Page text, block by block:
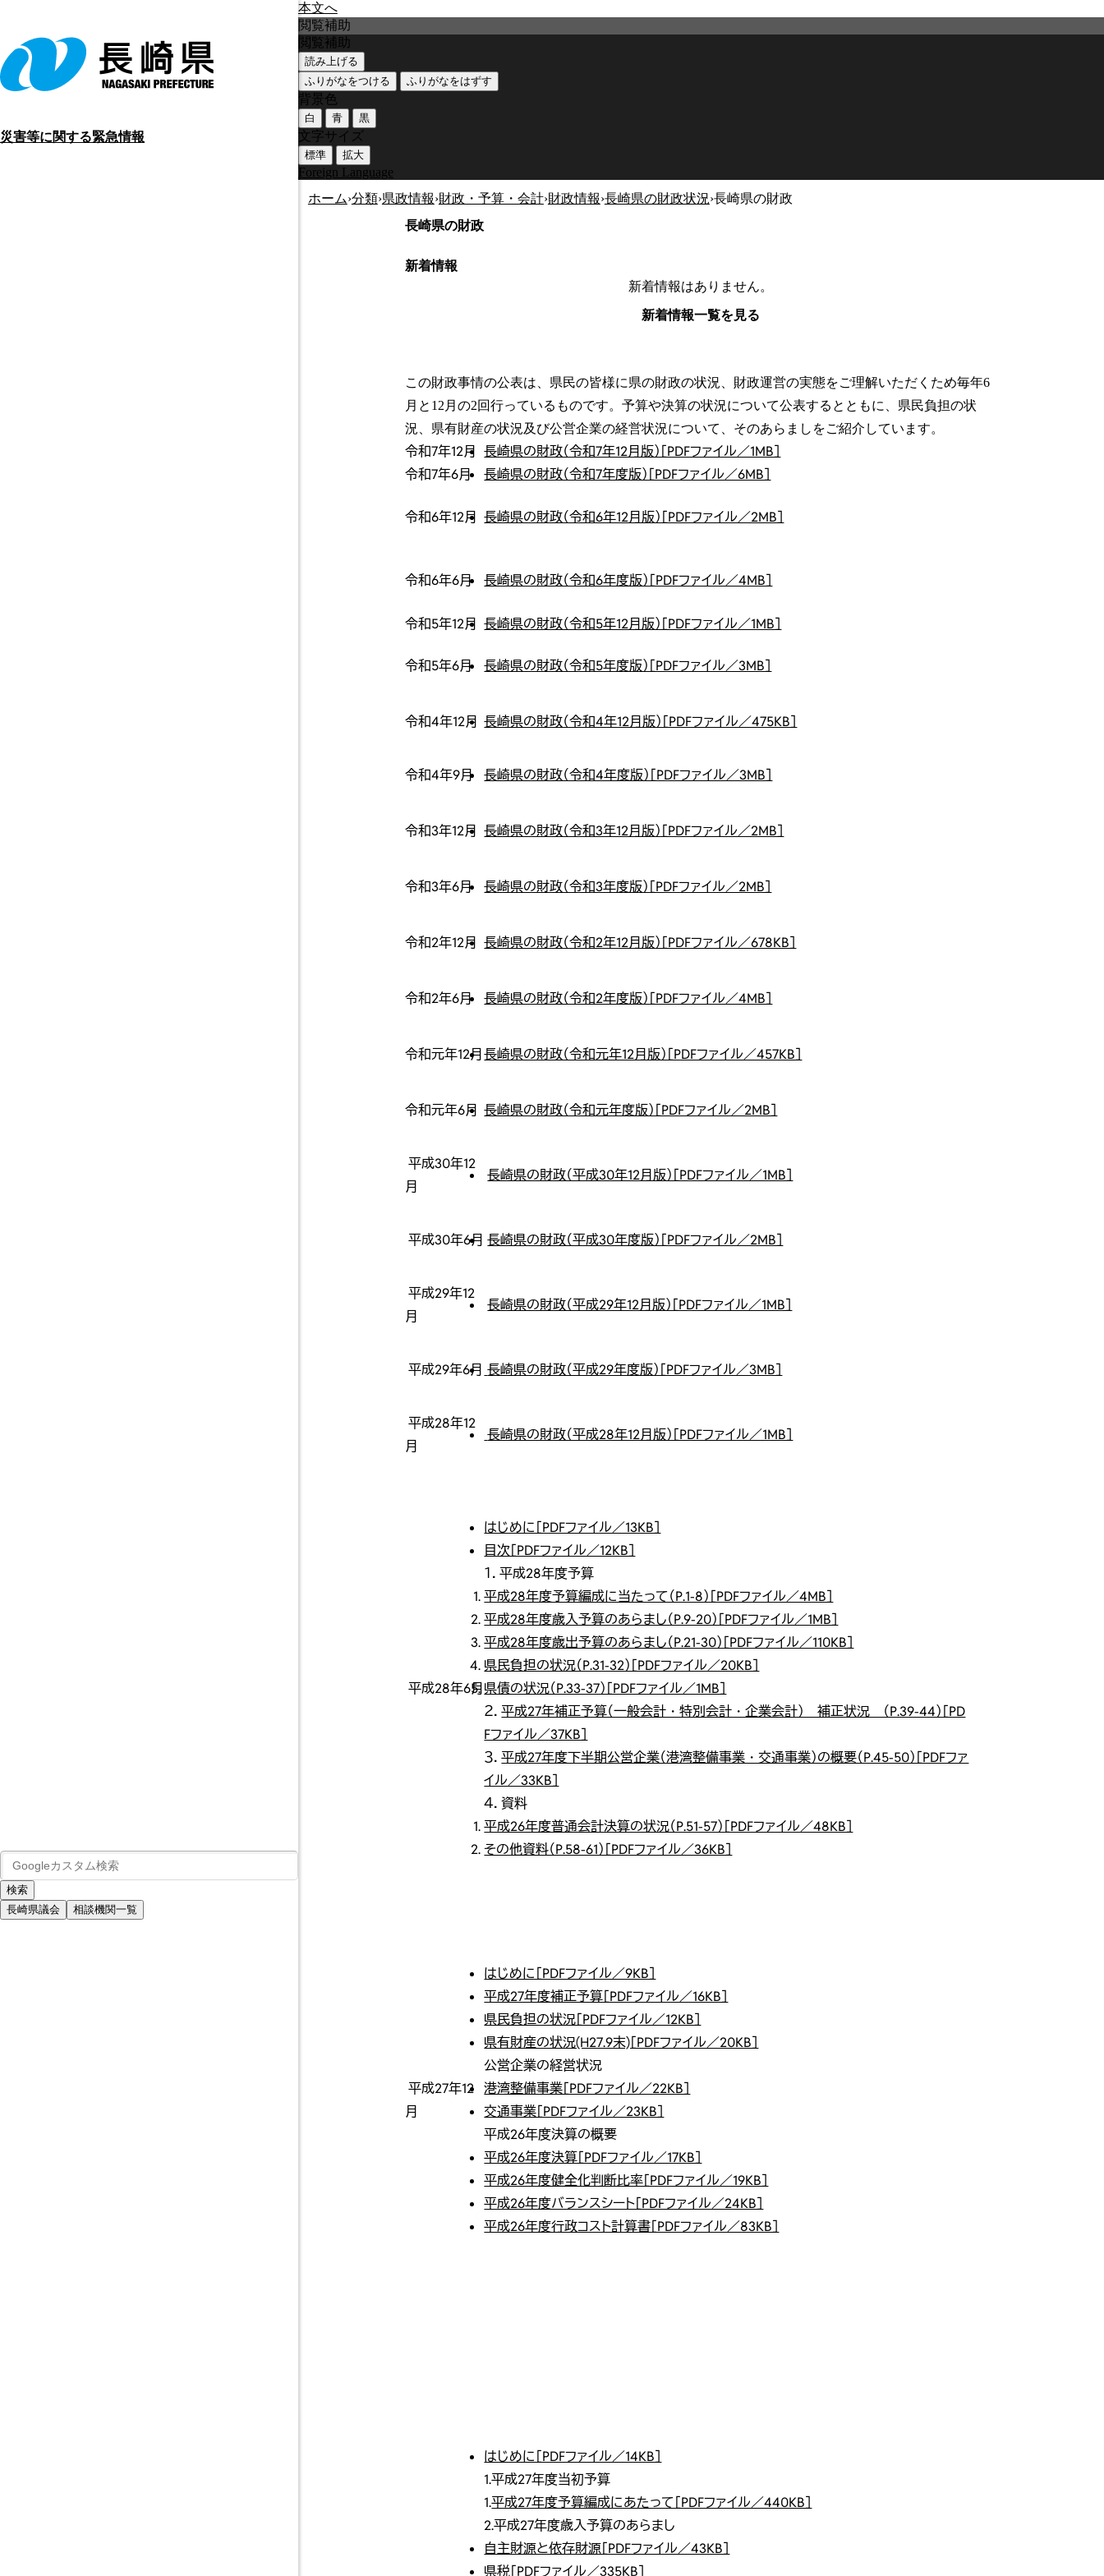
本文へ
災害等に関する緊急情報
長崎県議会 相談機関一覧
閲覧補助
閲覧補助
読み上げる
ふりがなをつける
ふりがなをはずす
背景色
白 青 黒
文字サイズ
標準 拡大
Foreign Language
ホーム›分類›県政情報›財政・予算・会計›財政情報›長崎県の財政状況›長崎県の財政
長崎県の財政
新着情報
新着情報はありません。
新着情報一覧を見る
この財政事情の公表は、県民の皆様に県の財政の状況、財政運営の実態をご理解いただくため毎年6
月と12月の2回行っているものです。予算や決算の状況について公表するとともに、県民負担の状
況、県有財産の状況及び公営企業の経営状況について、そのあらましをご紹介しています。
令和7年12月
長崎県の財政（令和7年12月版）［PDFファイル／1MB］
令和7年6月
長崎県の財政（令和7年度版）［PDFファイル／6MB］
令和6年12月 長崎県の財政（令和6年12月版）［PDFファイル／2MB］
令和6年6月 長崎県の財政（令和6年度版）［PDFファイル／4MB］
令和5年12月 長崎県の財政（令和5年12月版）［PDFファイル／1MB］
令和5年6月 長崎県の財政（令和5年度版）［PDFファイル／3MB］
令和4年12月 長崎県の財政（令和4年12月版）［PDFファイル／475KB］
令和4年9月 長崎県の財政（令和4年度版）［PDFファイル／3MB］
令和3年12月 長崎県の財政（令和3年12月版）［PDFファイル／2MB］
令和3年6月 長崎県の財政（令和3年度版）［PDFファイル／2MB］
令和2年12月 長崎県の財政（令和2年12月版）［PDFファイル／678KB］
令和2年6月 長崎県の財政（令和2年度版）［PDFファイル／4MB］
令和元年12月 長崎県の財政（令和元年12月版）［PDFファイル／457KB］
令和元年6月 長崎県の財政（令和元年度版）［PDFファイル／2MB］
平成30年12
月
長崎県の財政（平成30年12月版）［PDFファイル／1MB］
平成30年6月 長崎県の財政（平成30年度版）［PDFファイル／2MB］
平成29年12
月
長崎県の財政（平成29年12月版）［PDFファイル／1MB］
平成29年6月 長崎県の財政（平成29年度版）［PDFファイル／3MB］
平成28年12
月
長崎県の財政（平成28年12月版）［PDFファイル／1MB］
平成28年6月
はじめに［PDFファイル／13KB］
目次［PDFファイル／12KB］
１．平成28年度予算
平成28年度予算編成に当たって（P.1-8）［PDFファイル／4MB］
平成28年度歳入予算のあらまし（P.9-20）［PDFファイル／1MB］
平成28年度歳出予算のあらまし（P.21-30）［PDFファイル／110KB］
県民負担の状況（P.31-32）［PDFファイル／20KB］
県債の状況（P.33-37）［PDFファイル／1MB］
２．平成27年補正予算（一般会計・特別会計・企業会計） 補正状況 （P.39-44）［PD
Fファイル／37KB］
３．平成27年度下半期公営企業（港湾整備事業・交通事業）の概要（P.45-50）［PDFファ
イル／33KB］
４．資料
平成26年度普通会計決算の状況（P.51-57）［PDFファイル／48KB］
その他資料（P.58-61）［PDFファイル／36KB］
平成27年12
月
はじめに［PDFファイル／9KB］
平成27年度補正予算［PDFファイル／16KB］
県民負担の状況［PDFファイル／12KB］
県有財産の状況(H27.9末)［PDFファイル／20KB］
公営企業の経営状況
港湾整備事業［PDFファイル／22KB］
交通事業［PDFファイル／23KB］
平成26年度決算の概要
平成26年度決算［PDFファイル／17KB］
平成26年度健全化判断比率［PDFファイル／19KB］
平成26年度バランスシート［PDFファイル／24KB］
平成26年度行政コスト計算書［PDFファイル／83KB］
はじめに［PDFファイル／14KB］
1.平成27年度当初予算
1.平成27年度予算編成にあたって［PDFファイル／440KB］
2.平成27年度歳入予算のあらまし
自主財源と依存財源［PDFファイル／43KB］
県税［PDFファイル／335KB］